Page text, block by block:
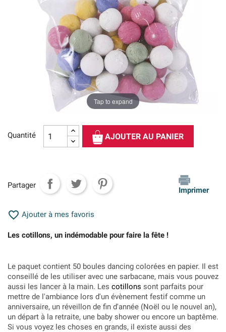
Tap to expand
Quantité AJOUTER AU PANIER
Partager
Imprimer
 Ajouter à mes favoris
Les cotillons, un indémodable pour faire la fête !
Le paquet contient 50 boules dancing colorées en papier. Il est
conseillé de les utiliser avec une sarbacane, mais vous pouvez
aussi les lancer à la main. Les cotillons sont parfaits pour
mettre de l'ambiance lors d'un évènement festif comme un
anniversaire, un réveillon de fin d'année (Noël ou le nouvel an),
un départ à la retraite, une baby shower ou encore un baptême.
Si vous voyez les choses en grands, il existe aussi des